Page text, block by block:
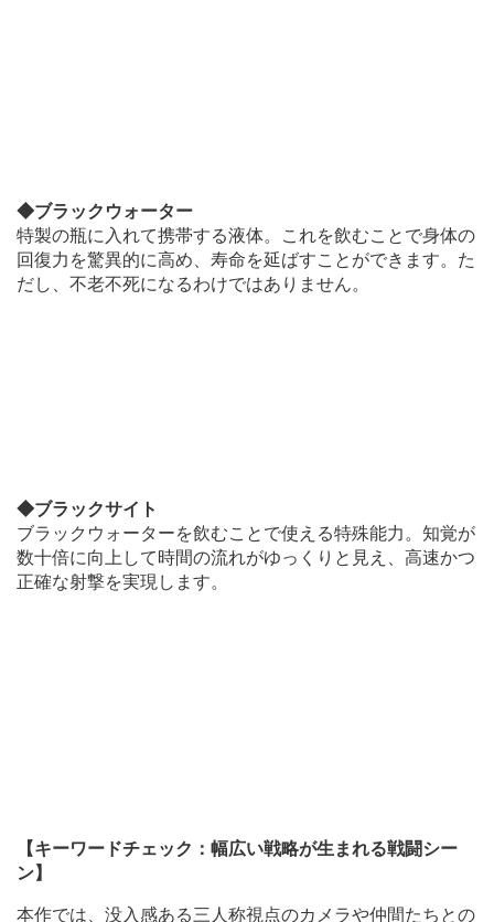
◆ブラックウォーター
特製の瓶に入れて携帯する液体。これを飲むことで身体の
回復力を驚異的に高め、寿命を延ばすことができます。た
だし、不老不死になるわけではありません。
◆ブラックサイト
ブラックウォーターを飲むことで使える特殊能力。知覚が
数十倍に向上して時間の流れがゆっくりと見え、高速かつ
正確な射撃を実現します。
【キーワードチェック：幅広い戦略が生まれる戦闘シー
ン】
本作では、没入感ある三人称視点のカメラや仲間たちとの